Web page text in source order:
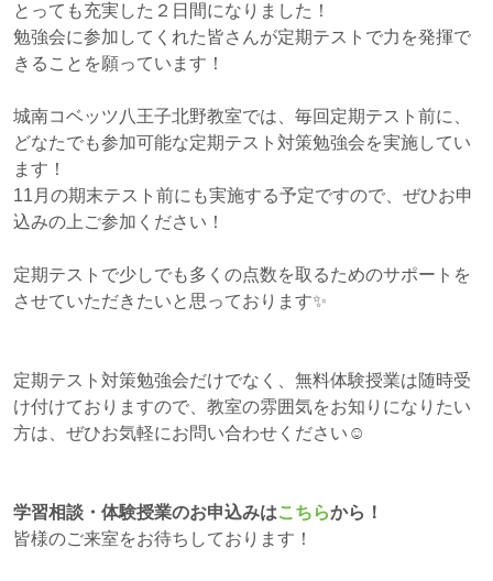
とっても充実した２日間になりました！
勉強会に参加してくれた皆さんが定期テストで力を発揮で
きることを願っています！
城南コベッツ八王子北野教室では、毎回定期テスト前に、
どなたでも参加可能な定期テスト対策勉強会を実施してい
ます！
11月の期末テスト前にも実施する予定ですので、ぜひお申
込みの上ご参加ください！
定期テストで少しでも多くの点数を取るためのサポートを
させていただきたいと思っております✨
定期テスト対策勉強会だけでなく、無料体験授業は随時受
け付けておりますので、教室の雰囲気をお知りになりたい
方は、ぜひお気軽にお問い合わせください☺
学習相談・体験授業のお申込みはこちらから！
皆様のご来室をお待ちしております！